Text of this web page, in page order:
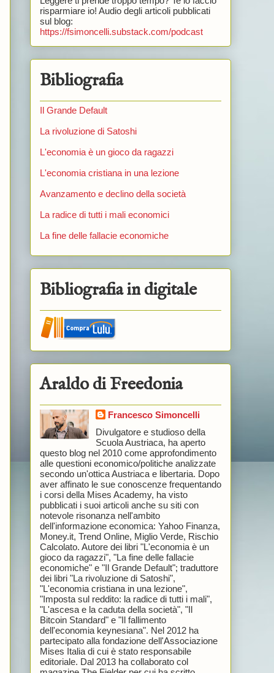
risparmiare io! Audio degli articoli pubblicati
sul blog:
https://fsimoncelli.substack.com/podcast
Bibliografia
Il Grande Default
La rivoluzione di Satoshi
L'economia è un gioco da ragazzi
L'economia cristiana in una lezione
Avanzamento e declino della società
La radice di tutti i mali economici
La fine delle fallacie economiche
Bibliografia in digitale
Araldo di Freedonia
Francesco Simoncelli
Divulgatore e studioso della
Scuola Austriaca, ha aperto
questo blog nel 2010 come approfondimento
alle questioni economico/politiche analizzate
secondo un'ottica Austriaca e libertaria. Dopo
aver affinato le sue conoscenze frequentando
i corsi della Mises Academy, ha visto
pubblicati i suoi articoli anche su siti con
notevole risonanza nell'ambito
dell'informazione economica: Yahoo Finanza,
Money.it, Trend Online, Miglio Verde, Rischio
Calcolato. Autore dei libri "L'economia è un
gioco da ragazzi", "La fine delle fallacie
economiche" e "Il Grande Default"; traduttore
dei libri "La rivoluzione di Satoshi",
"L'economia cristiana in una lezione",
"Imposta sul reddito: la radice di tutti i mali",
"L'ascesa e la caduta della società", "Il
Bitcoin Standard" e "Il fallimento
dell'economia keynesiana". Nel 2012 ha
partecipato alla fondazione dell'Associazione
Mises Italia di cui è stato responsabile
editoriale. Dal 2013 ha collaborato col